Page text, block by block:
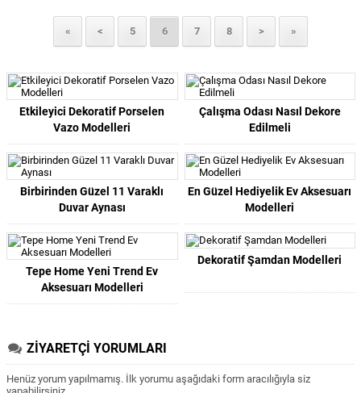
« < 5 6 7 8 > »
Etkileyici Dekoratif Porselen
Vazo Modelleri
Çalışma Odası Nasıl Dekore
Edilmeli
Birbirinden Güzel 11 Varaklı
Duvar Aynası
En Güzel Hediyelik Ev Aksesuarı
Modelleri
Tepe Home Yeni Trend Ev
Aksesuarı Modelleri
Dekoratif Şamdan Modelleri
ZİYARETÇİ YORUMLARI
Henüz yorum yapılmamış. İlk yorumu aşağıdaki form aracılığıyla siz